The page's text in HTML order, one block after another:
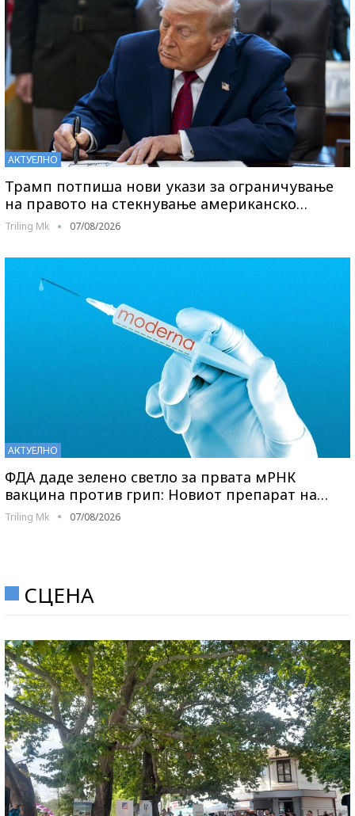
АКТУЕЛНО
Трамп потпиша нови укази за ограничување
на правото на стекнување американско…
Triling Mk 07/08/2026
АКТУЕЛНО
ФДА даде зелено светло за првата мРНК
вакцина против грип: Новиот препарат на…
Triling Mk 07/08/2026
СЦЕНА